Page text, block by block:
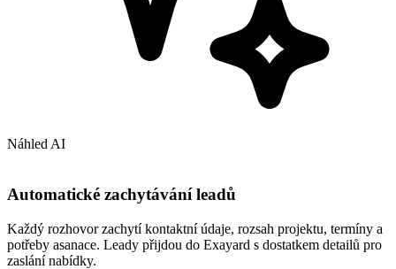
Náhled AI
Automatické zachytávání leadů
Každý rozhovor zachytí kontaktní údaje, rozsah projektu, termíny a
potřeby asanace. Leady přijdou do Exayard s dostatkem detailů pro
zaslání nabídky.